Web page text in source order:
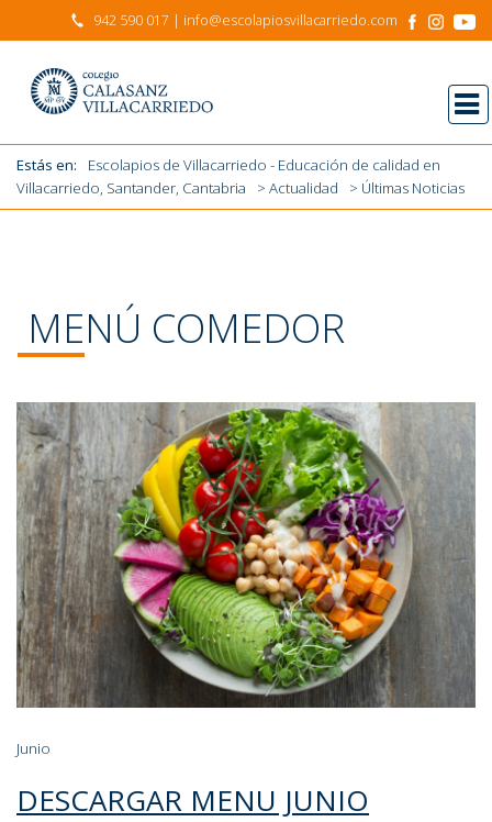
942 590 017 | info@escolapiosvillacarriedo.com
Estás en:
Escolapios de Villacarriedo - Educación de calidad en
Villacarriedo, Santander, Cantabria
> Actualidad > Últimas Noticias
Estás en:
Escolapios de Villacarriedo - Educación de calidad en
Villacarriedo, Santander, Cantabria >Actualidad > Últimas Noticias
MENÚ COMEDOR
Junio
DESCARGAR MENU JUNIO